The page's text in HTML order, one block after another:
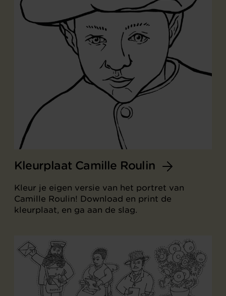
Kleurplaat Camille Roulin
Kleur je eigen versie van het portret van
Camille Roulin! Download en print de
kleurplaat, en ga aan de slag.